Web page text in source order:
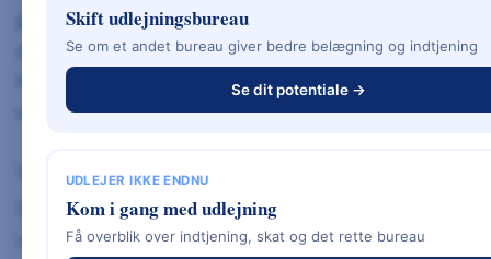
Skift udlejningsbureau
Se om et andet bureau giver bedre belægning og indtjening
Se dit potentiale →
UDLEJER IKKE ENDNU
Kom i gang med udlejning
Få overblik over indtjening, skat og det rette bureau
produkter og et bredt udvalg af kendte brands er
det en side, mange danskere besøger, når
hjemmet skal have nyt lys – både til indendørs og
udendørs brug.
Virksomheden har siden starten arbejdet for at
gøre kvalitetsbelysning tilgængelig for alle,
uanset om man bor i lejlighed, villa eller står over